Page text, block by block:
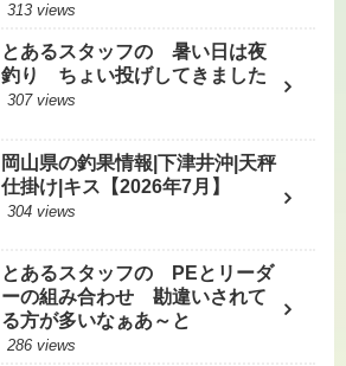
313 views
とあるスタッフの 暑い日は夜
釣り ちょい投げしてきました
307 views
岡山県の釣果情報|下津井沖|天秤
仕掛け|キス【2026年7月】
304 views
とあるスタッフの PEとリーダ
ーの組み合わせ 勘違いされて
る方が多いなぁあ～と
286 views